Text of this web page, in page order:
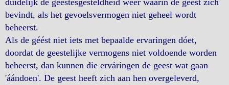
duidelijk de geestesgesteldheid weer waarin de geest zich
bevindt, als het gevoelsvermogen niet geheel wordt
beheerst.
Als de géést niet iets met bepaalde ervaringen dóet,
doordat de geestelijke vermogens niet voldoende worden
beheerst, dan kunnen die erváringen de geest wat gaan
'áándoen'. De geest heeft zich aan hen overgeleverd,